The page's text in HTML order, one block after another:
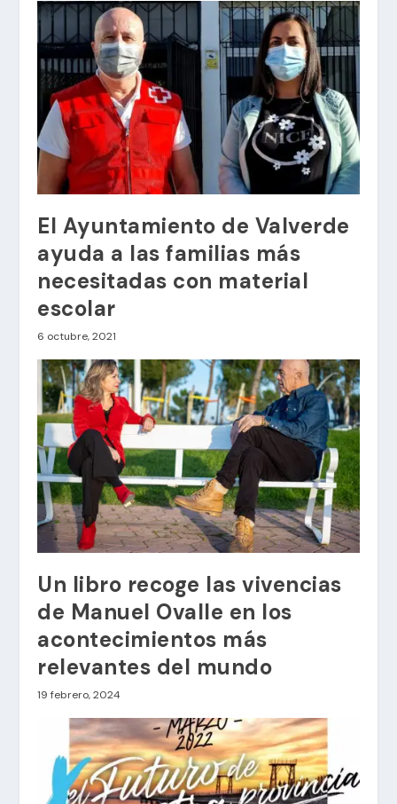
El Ayuntamiento de Valverde
ayuda a las familias más
necesitadas con material
escolar
6 octubre, 2021
Un libro recoge las vivencias
de Manuel Ovalle en los
acontecimientos más
relevantes del mundo
19 febrero, 2024